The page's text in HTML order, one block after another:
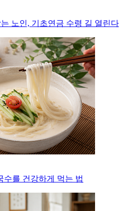
노인, 기초연금 수령 길 열린다
수를 건강하게 먹는 법